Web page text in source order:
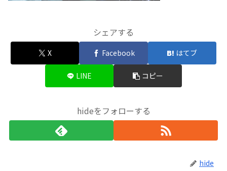
シェアする
X Facebook はてブ
LINE コピー
hideをフォローする
hide